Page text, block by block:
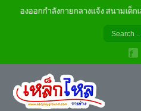
เครื่องออกกำลังกายกลางแจ้ง สนามเด็กเ